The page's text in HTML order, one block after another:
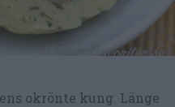
okrönte kung. Länge